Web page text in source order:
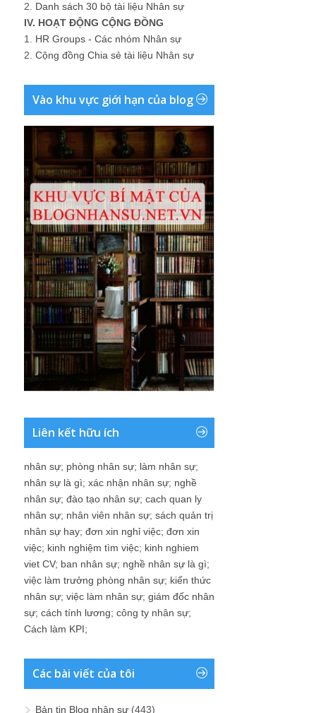
2. Danh sách 30 bộ tài liệu Nhân sự
IV. HOẠT ĐỘNG CỘNG ĐỒNG
1. HR Groups - Các nhóm Nhân sự
2. Cộng đồng Chia sẻ tài liệu Nhân sự
Vào khu vực giới hạn của blog
Liên kết hữu ích
nhân sự; phòng nhân sự; làm nhân sự;
nhân sự là gì; xác nhận nhân sự; nghề
nhân sự; đào tạo nhân sự; cach quan ly
nhân sự; nhân viên nhân sự; sách quản trị
nhân sự hay; đơn xin nghỉ việc; đơn xin
việc; kinh nghiệm tìm việc; kinh nghiem
viet CV; ban nhân sự; nghề nhân sự là gì;
việc làm trưởng phòng nhân sự; kiến thức
nhân sự; việc làm nhân sự; giám đốc nhân
sự; cách tính lương; công ty nhân sự;
Cách làm KPI;
Các bài viết của tôi
Bản tin Blog nhân sự (443)